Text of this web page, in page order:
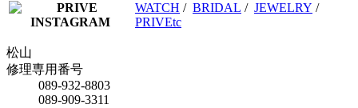
WATCH / BRIDAL / JEWELRY /
PRIVEtc
松山
修理専用番号
089-932-8803
089-909-3311